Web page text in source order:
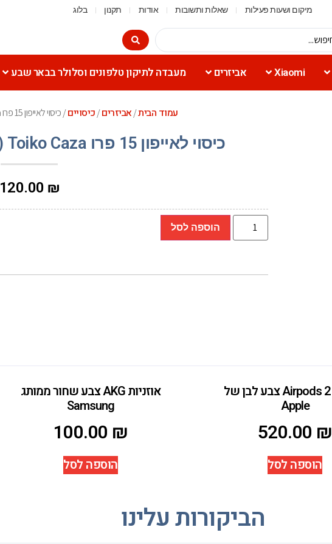
מיקום ושעות פעילות שאלות ותשובות אודות תקנון בלוג
Xiaomi אביזרים מעבדה לתיקון טלפונים וסלולר בבאר שבע
עמוד הבית/אביזרים/כיסויים/ כיסוי לאייפון 15 פרו Toiko Caza (שחור, אפור, כחול, ורוד)
כיסוי לאייפון 15 פרו Toiko Caza (שחור, אפור, כחול, ורוד)
120.00 ₪
הוספה לסל
אוזניות Airpods 2 צבע לבן של
Apple
520.00 ₪
הוספה לסל
אוזניות AKG צבע שחור ממותג
Samsung
100.00 ₪
הוספה לסל
הביקורות עלינו